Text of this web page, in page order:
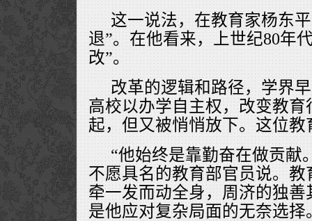
这一说法，在教育家杨东
退”。在他看来，上世纪80年
改”。
改革的逻辑和路径，学界
高校以办学自主权，改变教育
起，但又被悄悄放下。这位教
“他始终是靠勤奋在做贡献
不愿具名的教育部官员说。
牵一发而动全身，周济的独
是他应对复杂局面的无奈选择